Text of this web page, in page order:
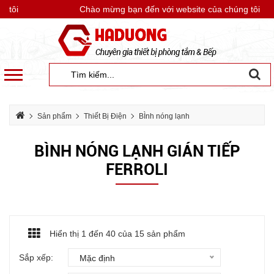
Chào mừng bạn đến với website của chúng tôi
Sản phẩm Thiết Bị Điện BÌnh nóng lạnh
BÌNH NÓNG LẠNH GIÁN TIẾP
FERROLI
Hiển thị 1 đến 40 của 15 sản phẩm
Sắp xếp: Mặc định